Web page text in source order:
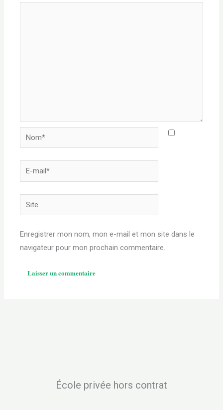
Nom*
E-
mail*
Site
Enregistrer mon nom, mon e-mail et mon site dans le
navigateur pour mon prochain commentaire.
École privée hors contrat